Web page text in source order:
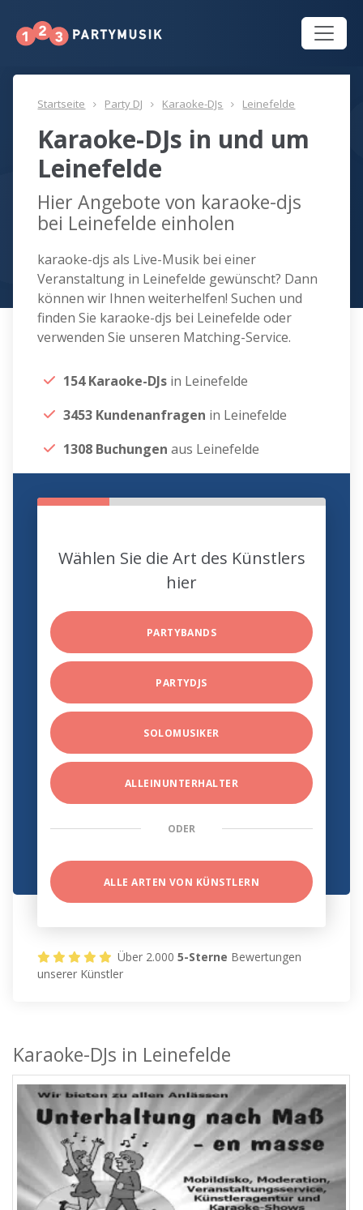
Startseite Party DJ Karaoke-DJs Leinefelde
Karaoke-DJs in und um
Leinefelde
Hier Angebote von karaoke-djs
bei Leinefelde einholen
karaoke-djs als Live-Musik bei einer
Veranstaltung in Leinefelde gewünscht? Dann
können wir Ihnen weiterhelfen! Suchen und
finden Sie karaoke-djs bei Leinefelde oder
verwenden Sie unseren Matching-Service.
154 Karaoke-DJs in Leinefelde
3453 Kundenanfragen in Leinefelde
1308 Buchungen aus Leinefelde
Wählen Sie die Art des Künstlers
hier
PARTYBANDS
PARTYDJS
SOLOMUSIKER
ALLEINUNTERHALTER
ODER
ALLE ARTEN VON KÜNSTLERN
Über 2.0005-Sterne Bewertungen
unserer Künstler
Karaoke-DJs in Leinefelde